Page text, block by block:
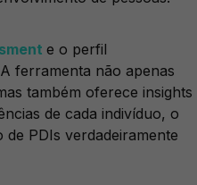
e o perfil
ferramenta não apenas
também oferece insights
de cada indivíduo, o
PDIs verdadeiramente